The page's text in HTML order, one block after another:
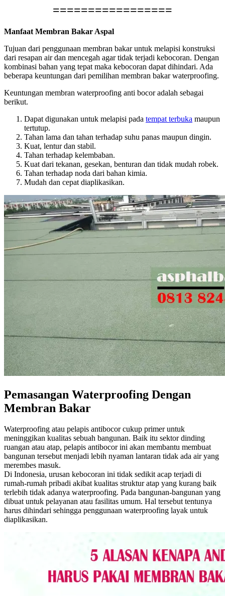
=================
Manfaat Membran Bakar Aspal
Tujuan dari penggunaan membran bakar untuk melapisi konstruksi
dari resapan air dan mencegah agar tidak terjadi kebocoran. Dengan
kombinasi bahan yang tepat maka kebocoran dapat dihindari. Ada
beberapa keuntungan dari pemilihan membran bakar waterproofing.
Keuntungan membran waterproofing anti bocor adalah sebagai
berikut.
Dapat digunakan untuk melapisi pada tempat terbuka maupun
tertutup.
Tahan lama dan tahan terhadap suhu panas maupun dingin.
Kuat, lentur dan stabil.
Tahan terhadap kelembaban.
Kuat dari tekanan, gesekan, benturan dan tidak mudah robek.
Tahan terhadap noda dari bahan kimia.
Mudah dan cepat diaplikasikan.
Pemasangan Waterproofing Dengan
Membran Bakar
Waterproofing atau pelapis antibocor cukup primer untuk
meninggikan kualitas sebuah bangunan. Baik itu sektor dinding
ruangan atau atap, pelapis antibocor ini akan membantu membuat
bangunan tersebut menjadi lebih nyaman lantaran tidak ada air yang
merembes masuk.
Di Indonesia, urusan kebocoran ini tidak sedikit acap terjadi di
rumah-rumah pribadi akibat kualitas struktur atap yang kurang baik
terlebih tidak adanya waterproofing. Pada bangunan-bangunan yang
dibuat untuk pelayanan atau fasilitas umum. Hal tersebut tentunya
harus dihindari sehingga penggunaan waterproofing layak untuk
diaplikasikan.